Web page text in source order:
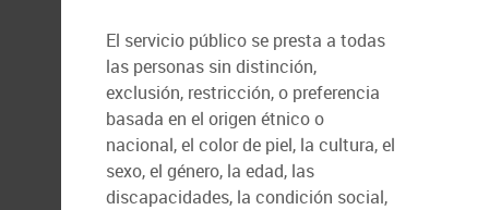
El servicio público se presta a todas
las personas sin distinción,
exclusión, restricción, o preferencia
basada en el origen étnico o
nacional, el color de piel, la cultura, el
sexo, el género, la edad, las
discapacidades, la condición social,